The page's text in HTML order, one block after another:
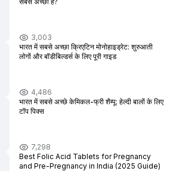
3,003
भारत में सबसे अच्छा क्रिएटिन मोनोहाइड्रेट: शुरुआती
लोगों और बॉडीबिल्डर्स के लिए पूरी गाइड
4,486
भारत में सबसे अच्छे केमिकल-फ्री शैम्पू: हेल्दी बालों के लिए
टॉप पिक्स
7,298
Best Folic Acid Tablets for Pregnancy
and Pre-Pregnancy in India (2025 Guide)